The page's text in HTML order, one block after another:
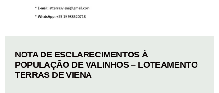
NOTA DE ESCLARECIMENTOS À
POPULAÇÃO DE VALINHOS – LOTEAMENTO
TERRAS DE VIENA